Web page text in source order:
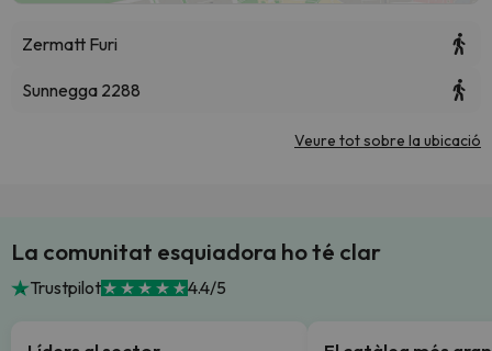
Zermatt Furi
Sunnegga 2288
Veure tot sobre la ubicació
La comunitat esquiadora ho té clar
Trustpilot 4.4/5